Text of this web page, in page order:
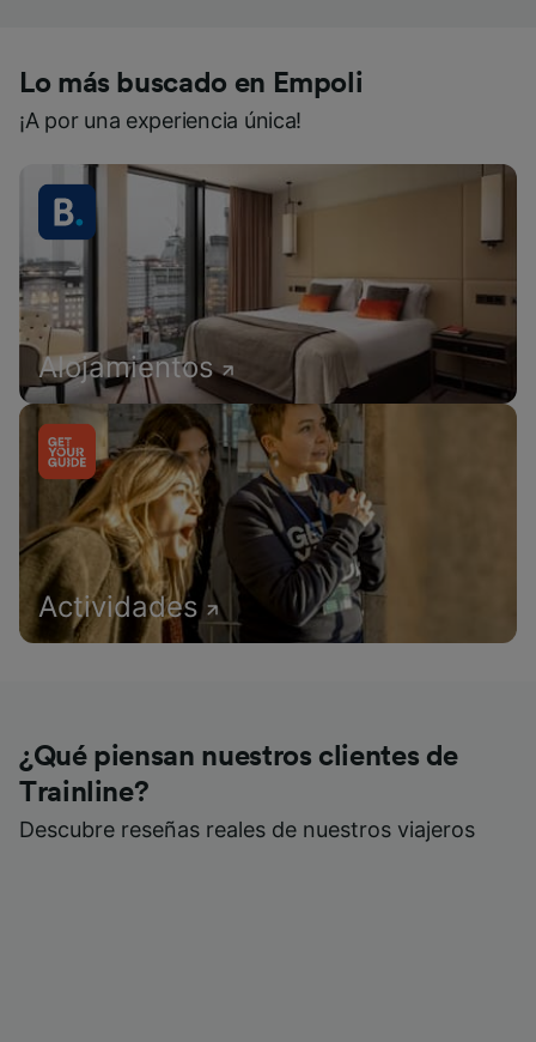
Lo más buscado en Empoli
¡A por una experiencia única!
Alojamientos
Actividades
¿Qué piensan nuestros clientes de
Trainline?
Descubre reseñas reales de nuestros viajeros